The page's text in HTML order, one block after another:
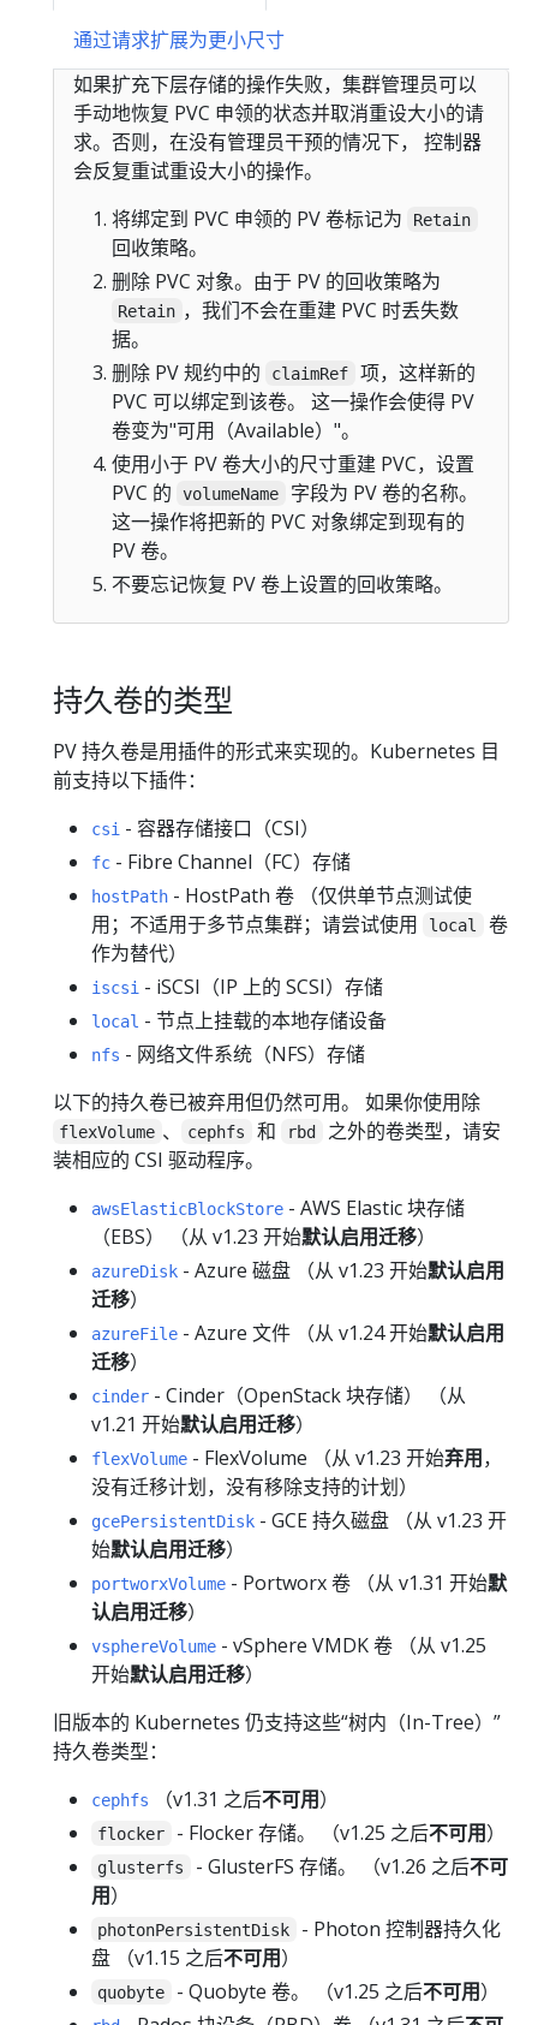
通过请求扩展为更小尺寸
如果扩充下层存储的操作失败，集群管理员可以
手动地恢复 PVC 申领的状态并取消重设大小的请
求。否则，在没有管理员干预的情况下， 控制器
会反复重试重设大小的操作。
将绑定到 PVC 申领的 PV 卷标记为
Retain
回收策略。
删除 PVC 对象。由于 PV 的回收策略为
Retain ，我们不会在重建 PVC 时丢失数
据。
删除 PV 规约中的
claimRef
项，这样新的
PVC 可以绑定到该卷。 这一操作会使得 PV
卷变为"可用（Available）"。
使用小于 PV 卷大小的尺寸重建 PVC，设置
PVC 的
volumeName
字段为 PV 卷的名称。
这一操作将把新的 PVC 对象绑定到现有的
PV 卷。
不要忘记恢复 PV 卷上设置的回收策略。
持久卷的类型
PV 持久卷是用插件的形式来实现的。Kubernetes 目
前支持以下插件：
csi - 容器存储接口（CSI）
fc - Fibre Channel（FC）存储
hostPath - HostPath 卷 （仅供单节点测试使
用；不适用于多节点集群；请尝试使用
local
卷
作为替代）
iscsi - iSCSI（IP 上的 SCSI）存储
local - 节点上挂载的本地存储设备
nfs - 网络文件系统（NFS）存储
以下的持久卷已被弃用但仍然可用。 如果你使用除
flexVolume 、 cephfs 和 rbd
之外的卷类型，请安
装相应的 CSI 驱动程序。
awsElasticBlockStore - AWS Elastic 块存储
（EBS） （从 v1.23 开始默认启用迁移）
azureDisk - Azure 磁盘 （从 v1.23 开始默认启用
迁移）
azureFile - Azure 文件 （从 v1.24 开始默认启用
迁移）
cinder - Cinder（OpenStack 块存储） （从
v1.21 开始默认启用迁移）
flexVolume - FlexVolume （从 v1.23 开始弃用，
没有迁移计划，没有移除支持的计划）
gcePersistentDisk - GCE 持久磁盘 （从 v1.23 开
始默认启用迁移）
portworxVolume - Portworx 卷 （从 v1.31 开始默
认启用迁移）
vsphereVolume - vSphere VMDK 卷 （从 v1.25
开始默认启用迁移）
旧版本的 Kubernetes 仍支持这些“树内（In-Tree）”
持久卷类型：
cephfs （v1.31 之后不可用）
flocker - Flocker 存储。 （v1.25 之后不可用）
glusterfs - GlusterFS 存储。 （v1.26 之后不可
用）
photonPersistentDisk
- Photon 控制器持久化
盘 （v1.15 之后不可用）
quobyte - Quobyte 卷。 （v1.25 之后不可用）